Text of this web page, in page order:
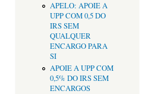
APELO: APOIE A
UPP COM 0,5 DO
IRS SEM
QUALQUER
ENCARGO PARA
SI
APOIE A UPP COM
0,5% DO IRS SEM
ENCARGOS